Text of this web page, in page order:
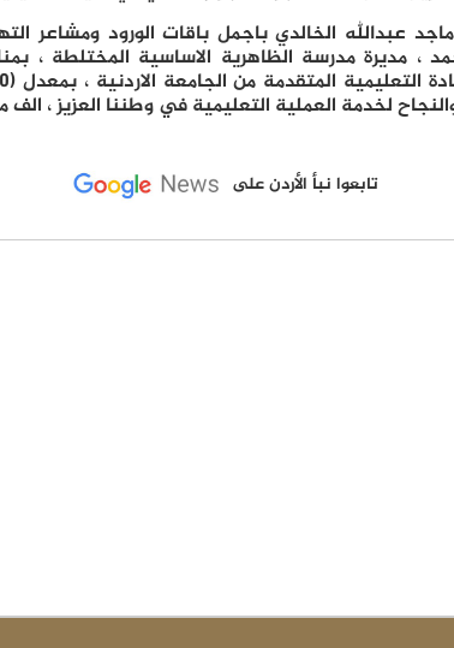
عبدالله الخالدي باجمل باقات الورود ومشاعر
، مديرة مدرسة الظاهرية الاساسية المختلطة ،
لخدمة العملية التعليمية في وطننا العزيز ، الف
تابعوا نبأ الأردن على